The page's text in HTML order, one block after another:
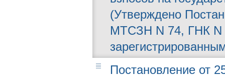
(Утверждено
МТСЗН N 74, ГНК N
Постановление от